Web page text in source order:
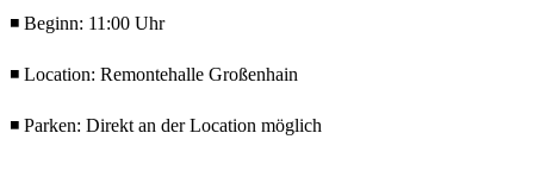
◾ Beginn: 11:00 Uhr
◾ Location: Remontehalle Großenhain
◾ Parken: Direkt an der Location möglich